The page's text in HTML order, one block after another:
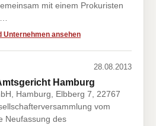
mit einem Prokuristen
Unternehmen ansehen
28.08.2013
Hamburg
Hamburg, Elbberg 7, 22767
vom
Neufassung des